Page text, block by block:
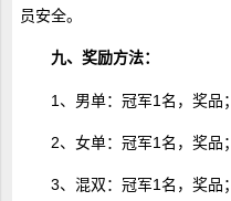
员安全。
九、奖励方法：
1、男单：冠军1名，奖品
2、女单：冠军1名，奖品
3、混双：冠军1名，奖品